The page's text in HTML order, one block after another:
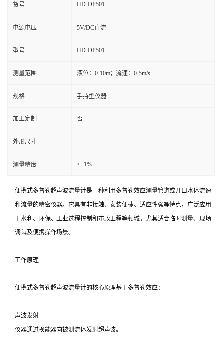
货号 HD-DP501
电源电压 5V/DC直流
型号 HD-DP501
测量范围 液位：0-10m；流速：0-5m/s
规格 手持型仪器
加工定制 否
外形尺寸
测量精度 ≤±1%
便携式多普勒超声波流量计是一种利用多普勒效应测量管道或开口水体流速
和流量的精密仪器。它具有非接触、安装便捷、适应性强等特点，广泛应用
于水利、环保、工业过程控制和市政工程等领域，尤其适合临时测量、现场
调试及便携操作场景。
工作原理
便携式多普勒超声波流量计的核心原理基于多普勒效应：
声波发射
仪器通过换能器向被测流体发射超声波。